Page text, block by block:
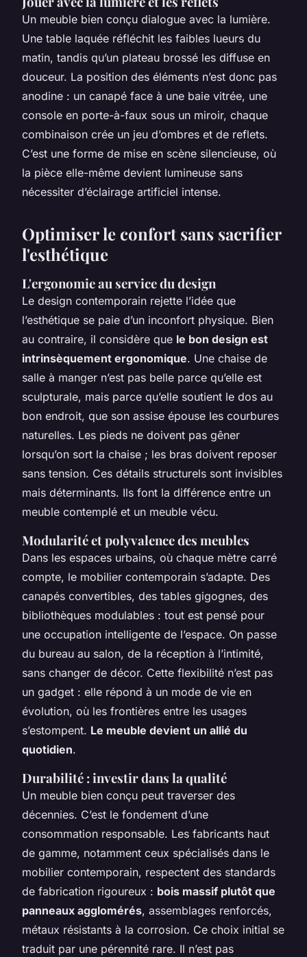
Un meuble bien conçu dialogue avec la lumière.
Une table laquée réfléchit les faibles lueurs du
matin, tandis qu’un plateau brossé les diffuse en
douceur. La position des éléments n’est donc pas
anodine : un canapé face à une baie vitrée, une
console en porte-à-faux sous un miroir, chaque
combinaison crée un jeu d’ombres et de reflets.
C’est une forme de mise en scène silencieuse, où
la pièce elle-même devient lumineuse sans
nécessiter d’éclairage artificiel intense.
Optimiser le confort sans sacrifier
l'esthétique
L'ergonomie au service du design
Le design contemporain rejette l’idée que
l’esthétique se paie d’un inconfort physique. Bien
au contraire, il considère que le bon design est
intrinsèquement ergonomique. Une chaise de
salle à manger n’est pas belle parce qu’elle est
sculpturale, mais parce qu’elle soutient le dos au
bon endroit, que son assise épouse les courbures
naturelles. Les pieds ne doivent pas gêner
lorsqu’on sort la chaise ; les bras doivent reposer
sans tension. Ces détails structurels sont invisibles
mais déterminants. Ils font la différence entre un
meuble contemplé et un meuble vécu.
Modularité et polyvalence des meubles
Dans les espaces urbains, où chaque mètre carré
compte, le mobilier contemporain s’adapte. Des
canapés convertibles, des tables gigognes, des
bibliothèques modulables : tout est pensé pour
une occupation intelligente de l’espace. On passe
du bureau au salon, de la réception à l’intimité,
sans changer de décor. Cette flexibilité n’est pas
un gadget : elle répond à un mode de vie en
évolution, où les frontières entre les usages
s’estompent. Le meuble devient un allié du
quotidien.
Durabilité : investir dans la qualité
Un meuble bien conçu peut traverser des
décennies. C’est le fondement d’une
consommation responsable. Les fabricants haut
de gamme, notamment ceux spécialisés dans le
mobilier contemporain, respectent des standards
de fabrication rigoureux : bois massif plutôt que
panneaux agglomérés, assemblages renforcés,
métaux résistants à la corrosion. Ce choix initial se
traduit par une pérennité rare. Il n’est pas